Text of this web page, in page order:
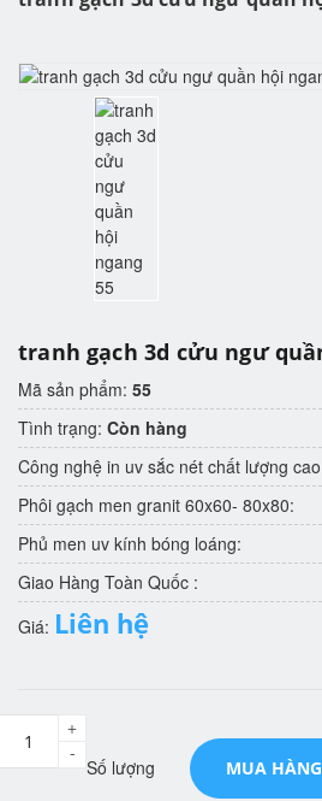
tranh gạch 3d cửu ngư
Mã sản phẩm: 55
Tình trạng: Còn hàng
Công nghệ in uv sắc nét chất lượng
Phôi gạch men granit 60x60- 80x80:
Phủ men uv kính bóng loáng:
Giao Hàng Toàn Quốc :
Giá: Liên hệ
Số lượng
-
+
MUA HÀNG